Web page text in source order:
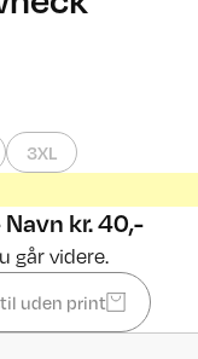
3XL
kr. 40,-
går videre.
uden print